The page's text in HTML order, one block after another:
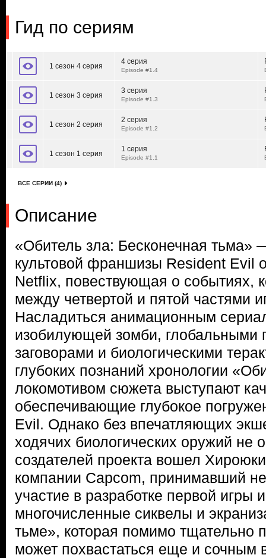
Гид по сериям
1 сезон 4 серия
4 серия
Episode #1.4
1 сезон 3 серия
3 серия
Episode #1.3
1 сезон 2 серия
2 серия
Episode #1.2
1 сезон 1 серия
1 серия
Episode #1.1
ВСЕ СЕРИИ (4)
Описание
«Обитель зла: Бесконечная тьма»
культовой франшизы Resident Evil
Netflix, повествующая о событиях,
между четвертой и пятой частями
Насладиться анимационным
изобилующей зомби, глобальными
заговорами и биологическими
глубоких познаний хронологии
локомотивом сюжета выступают
обеспечивающие глубокое
Evil. Однако без впечатляющих
ходячих биологических оружий не
создателей проекта вошел
компании Capcom, принимавший
участие в разработке первой
многочисленные сиквелы и
тьме», которая помимо тщательно
может похвастаться еще и сочным